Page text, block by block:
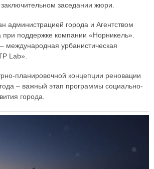
заседании жюри.
администрацией города и Агентством
при поддержке компании «Норникель».
международная урбанистическая
Lab».
планировочной концепции реновации
– важный этап программы социально-
города.